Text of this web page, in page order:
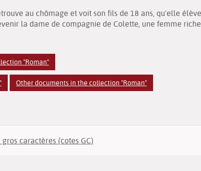
au chômage et voit son fils de 18 ans, qu'elle
la dame de compagnie de Colette, une femme
"Roman"
Other documents in the collection "Roman"
caractères (cotes GC)